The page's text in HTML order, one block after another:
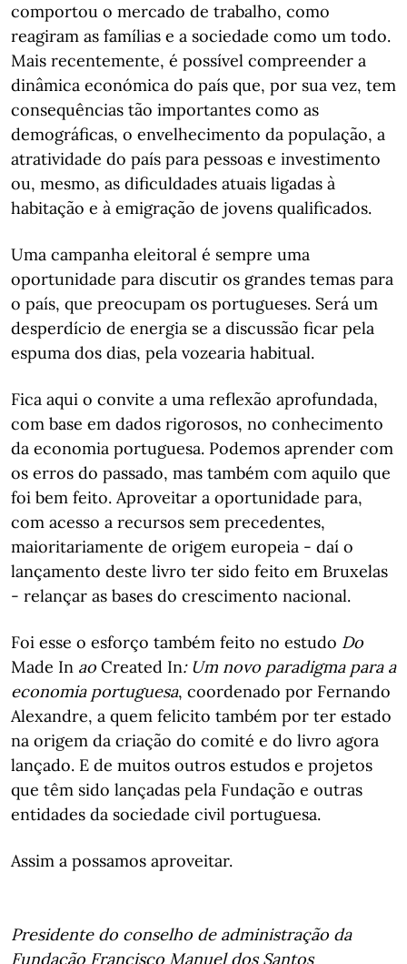
comportou o mercado de trabalho, como
reagiram as famílias e a sociedade como um todo.
Mais recentemente, é possível compreender a
dinâmica económica do país que, por sua vez, tem
consequências tão importantes como as
demográficas, o envelhecimento da população, a
atratividade do país para pessoas e investimento
ou, mesmo, as dificuldades atuais ligadas à
habitação e à emigração de jovens qualificados.
Uma campanha eleitoral é sempre uma
oportunidade para discutir os grandes temas para
o país, que preocupam os portugueses. Será um
desperdício de energia se a discussão ficar pela
espuma dos dias, pela vozearia habitual.
Fica aqui o convite a uma reflexão aprofundada,
com base em dados rigorosos, no conhecimento
da economia portuguesa. Podemos aprender com
os erros do passado, mas também com aquilo que
foi bem feito. Aproveitar a oportunidade para,
com acesso a recursos sem precedentes,
maioritariamente de origem europeia - daí o
lançamento deste livro ter sido feito em Bruxelas
- relançar as bases do crescimento nacional.
Foi esse o esforço também feito no estudo Do
Made In ao Created In: Um novo paradigma para a
economia portuguesa, coordenado por Fernando
Alexandre, a quem felicito também por ter estado
na origem da criação do comité e do livro agora
lançado. E de muitos outros estudos e projetos
que têm sido lançadas pela Fundação e outras
entidades da sociedade civil portuguesa.
Assim a possamos aproveitar.
Presidente do conselho de administração da
Fundação Francisco Manuel dos Santos